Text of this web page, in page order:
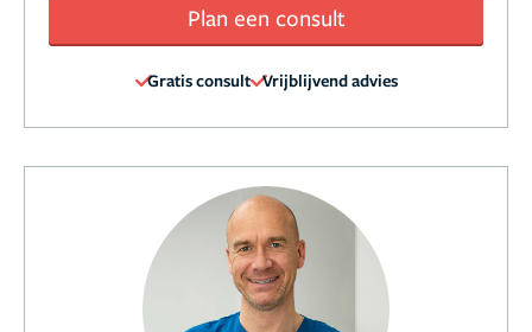
Plan een consult
Gratis consult Vrijblijvend advies